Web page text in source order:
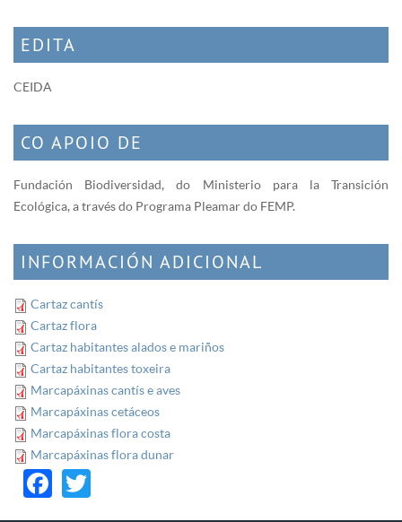
EDITA
CEIDA
CO APOIO DE
Fundación Biodiversidad, do Ministerio para la Transición
Ecológica, a través do Programa Pleamar do FEMP.
INFORMACIÓN ADICIONAL
Cartaz cantís
Cartaz flora
Cartaz habitantes alados e mariños
Cartaz habitantes toxeira
Marcapáxinas cantís e aves
Marcapáxinas cetáceos
Marcapáxinas flora costa
Marcapáxinas flora dunar
Facebook